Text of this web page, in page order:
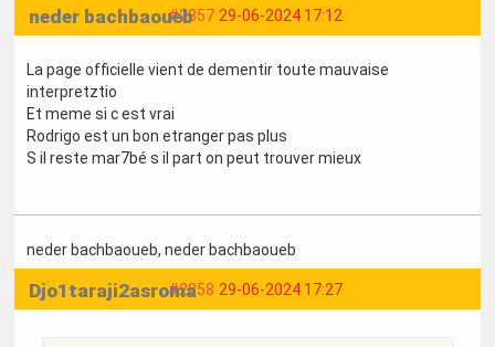
#2857 29-06-2024 17:12
neder bachbaoueb
La page officielle vient de dementir toute mauvaise
interpretztio
Et meme si c est vrai
Rodrigo est un bon etranger pas plus
S il reste mar7bé s il part on peut trouver mieux
neder bachbaoueb, neder bachbaoueb
#2858 29-06-2024 17:27
Djo1taraji2asroma